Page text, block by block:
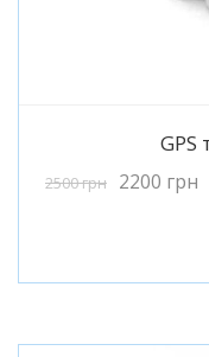
GPS
2500грн 2200 грн